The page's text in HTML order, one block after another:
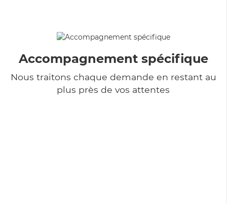
Accompagnement spécifique
Nous traitons chaque demande en restant au
plus près de vos attentes